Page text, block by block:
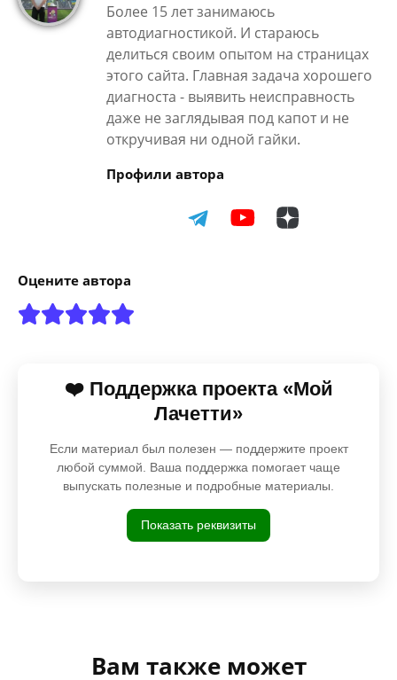
Более 15 лет занимаюсь
автодиагностикой. И стараюсь
делиться своим опытом на страницах
этого сайта. Главная задача хорошего
диагноста - выявить неисправность
даже не заглядывая под капот и не
откручивая ни одной гайки.
Профили автора
Оцените автора
❤️ Поддержка проекта «Мой
Лачетти»
Если материал был полезен — поддержите проект
любой суммой. Ваша поддержка помогает чаще
выпускать полезные и подробные материалы.
Показать реквизиты
Вам также может